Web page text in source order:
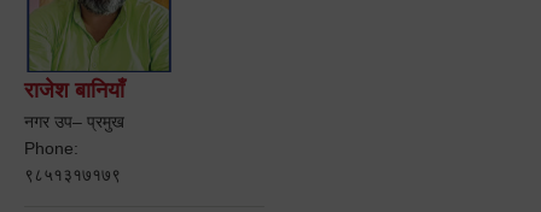
राजेश बानियाँ
नगर उप– प्रमुख
Phone:
९८५१३१७१७९